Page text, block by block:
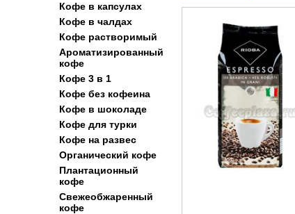
Кофе в капсулах
Кофе в чалдах
Кофе растворимый
Ароматизированный
кофе
Кофе 3 в 1
Кофе без кофеина
Кофе в шоколаде
Кофе для турки
Кофе на развес
Органический кофе
Плантационный
кофе
Свежеобжаренный
кофе